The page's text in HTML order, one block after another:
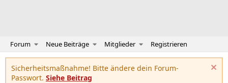
Forum Neue Beiträge Mitglieder Registrieren
Sicherheitsmaßnahme! Bitte ändere dein Forum-
Passwort. Siehe Beitrag